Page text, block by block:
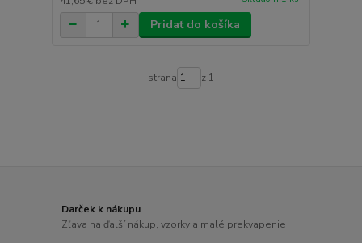
Pridať do košíka
strana z 1
Darček k nákupu
Zľava na ďalší nákup, vzorky a malé prekvapenie